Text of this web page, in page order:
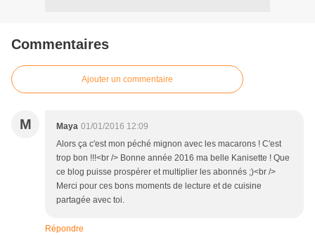
Commentaires
Ajouter un commentaire
M Maya 01/01/2016 12:09
Alors ça c'est mon péché mignon avec les macarons ! C'est
trop bon !!!<br /> Bonne année 2016 ma belle Kanisette ! Que
ce blog puisse prospérer et multiplier les abonnés ;)<br />
Merci pour ces bons moments de lecture et de cuisine
partagée avec toi.
Répondre